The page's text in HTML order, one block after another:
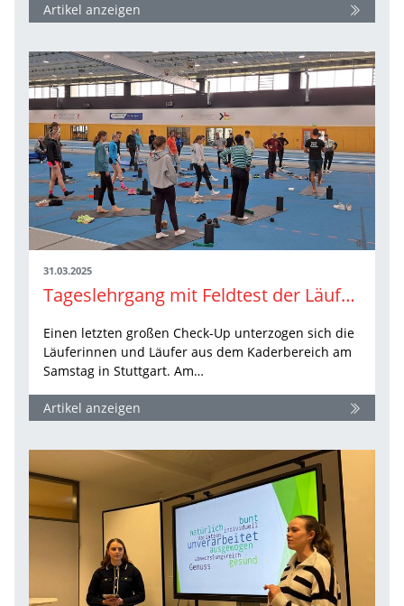
Artikel anzeigen
31.03.2025
Tageslehrgang mit Feldtest der Läufer:innen in Stuttgart
Einen letzten großen Check-Up unterzogen sich die
Läuferinnen und Läufer aus dem Kaderbereich am
Samstag in Stuttgart. Am…
Artikel anzeigen